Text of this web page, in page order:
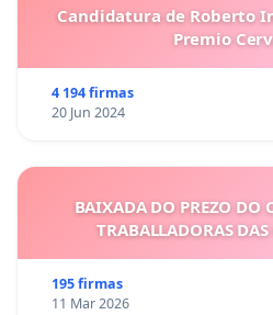
Candidatura de Roberto
Premio
4 194 firmas
20 Jun 2024
BAIXADA DO PREZO DO
TRABALLADORAS
195 firmas
11 Mar 2026